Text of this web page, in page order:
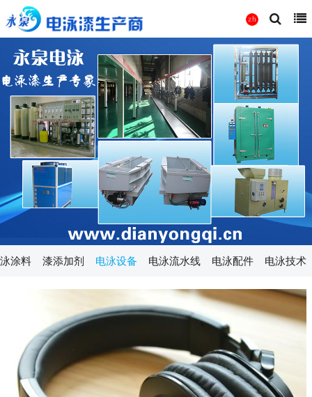
涂料 漆添加剂 电泳设备 电泳流水线 电泳配件 电泳技术